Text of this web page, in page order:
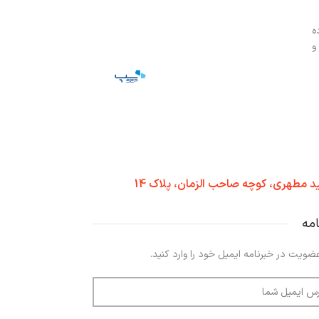
مطهری، کوچه صاحب الزمان، پلاک 14
در خبرنامه ایمیل خود را وارد کنید.